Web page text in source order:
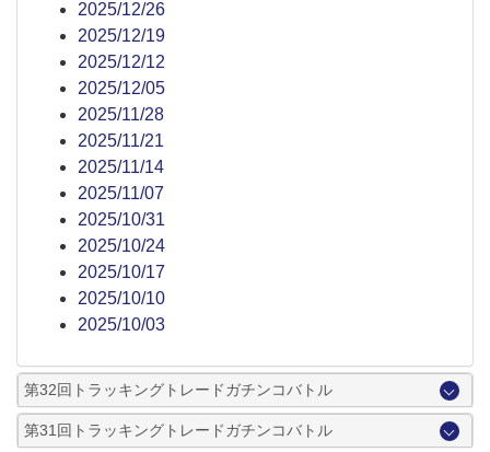
2025/12/26
2025/12/19
2025/12/12
2025/12/05
2025/11/28
2025/11/21
2025/11/14
2025/11/07
2025/10/31
2025/10/24
2025/10/17
2025/10/10
2025/10/03
第32回トラッキングトレードガチンコバトル
第31回トラッキングトレードガチンコバトル